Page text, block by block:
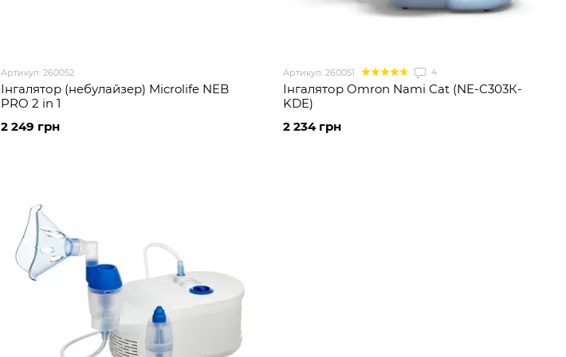
Артикул: 260052
Інгалятор (небулайзер) Microlife NEB
PRO 2 in 1
2 249 грн
Артикул: 260051 4
Інгалятор Omron Nami Cat (NE-C303К-
KDE)
2 234 грн